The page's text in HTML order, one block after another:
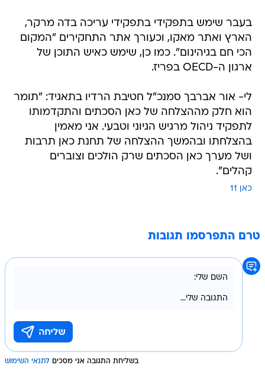
בעבר שימש בתפקידי בתפקידי עריכה בדה מרקר,
הארץ ואתר מאקו, וכעורך אתר התחקירים "המקום
הכי חם בגיהינום". כמו כן, שימש כאיש התוכן של
ארגון ה-OECD בפריז.
לי- אור אברבך סמנכ"ל חטיבת הרדיו בתאגיד: "תומר
הוא חלק מההצלחה של כאן הסכתים והתקדמותו
לתפקיד ניהול מרגיש הגיוני וטבעי. אני מאמין
בהצלחתו ובהמשך ההצלחה של תחנת כאן תרבות
ושל מערך כאן הסכתים שרק הולכים וצוברים
קהלים".
כאן 11
טרם התפרסמו תגובות
בשליחת התגובה אני מסכים לתנאי השימוש